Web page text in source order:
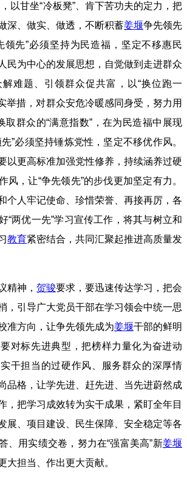
以甘坐“冷板凳”、肯下苦功夫的定力，把
深、做实、做透，不断积蓄姜堰争先领先
领先”必须坚持为民造福，坚定不移惠民
民为中心的发展思想，自觉做到走进群众
难题、引领群众促共富，以“换位跑一
举措，对群众安危冷暖感同身受，努力用
取群众的“满意指数”，在为民造福中展现
”必须坚持锤炼党性，坚定不移优作风。
以更高标准加强党性修养，持续涵养过硬
风，让“争先领先”的步伐更加坚定有力。
个人牢记使命、珍惜荣誉、再接再厉，各
“两优一先”学习宣传工作，将其与树立和
教育紧密结合，共同汇聚起推进高质量发
精神， 贺骏要求，要迅速传达学习，把会
，引导广大党员干部在学习领会中统一思
准方向，让争先领先成为姜堰干部的鲜明
对标先进典型，把榜样力量化为奋进动
干担当的过硬作风、服务群众的深厚情
品格，让学先进、赶先进、当先进蔚然成
，把学习成效转为实干成果，紧盯全年目
展、项目建设、民生保障、安全稳定等各
、用实绩交卷，努力在“强富美高”新姜堰
大担当、作出更大贡献。